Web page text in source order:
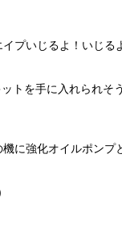
プいじるよ！いじる
トを手に入れられそう
に強化オイルポンプ